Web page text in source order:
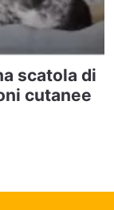
scatola di
cutanee